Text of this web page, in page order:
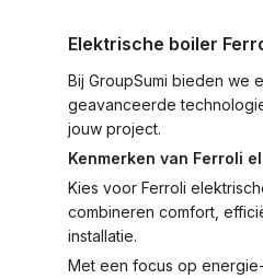
Elektrische boiler
Bij GroupSumi bieden we
geavanceerde
jouw project.
Kenmerken van Ferroli
Kies voor Ferroli
combineren comfort,
installatie.
Met een focus op